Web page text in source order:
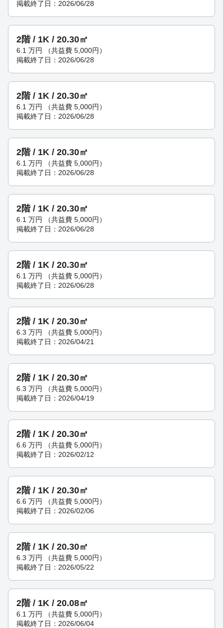
掲載終了日：2026/06/28
2階 / 1K / 20.30㎡
6.1 万円 （共益費 5,000円）
掲載終了日：2026/06/28
2階 / 1K / 20.30㎡
6.1 万円 （共益費 5,000円）
掲載終了日：2026/06/28
2階 / 1K / 20.30㎡
6.1 万円 （共益費 5,000円）
掲載終了日：2026/06/28
2階 / 1K / 20.30㎡
6.1 万円 （共益費 5,000円）
掲載終了日：2026/06/28
2階 / 1K / 20.30㎡
6.1 万円 （共益費 5,000円）
掲載終了日：2026/06/28
2階 / 1K / 20.30㎡
6.3 万円 （共益費 5,000円）
掲載終了日：2026/04/21
2階 / 1K / 20.30㎡
6.3 万円 （共益費 5,000円）
掲載終了日：2026/04/19
2階 / 1K / 20.30㎡
6.6 万円 （共益費 5,000円）
掲載終了日：2026/02/12
2階 / 1K / 20.30㎡
6.6 万円 （共益費 5,000円）
掲載終了日：2026/02/06
2階 / 1K / 20.30㎡
6.3 万円 （共益費 5,000円）
掲載終了日：2026/05/22
2階 / 1K / 20.08㎡
6.1 万円 （共益費 5,000円）
掲載終了日：2026/06/04